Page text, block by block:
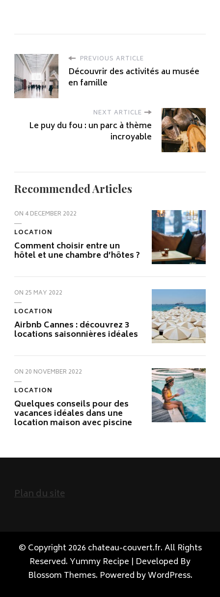
PREVIOUS ARTICLE
Découvrir des activités au musée
en famille
NEXT ARTICLE
Le puy du fou : un parc à thème
incroyable
Recommended Articles
ON 4 DECEMBER 2022
LOCATION
Comment choisir entre un
hôtel et une chambre d’hôtes ?
ON 25 MAY 2022
LOCATION
Airbnb Cannes : découvrez 3
locations saisonnières idéales
ON 20 NOVEMBER 2022
LOCATION
Quelques conseils pour des
vacances idéales dans une
location maison avec piscine
Plan du site
© Copyright 2026 chateau-couvert.fr. All Rights
Reserved.Yummy Recipe | Developed By
Blossom Themes. Powered byWordPress.